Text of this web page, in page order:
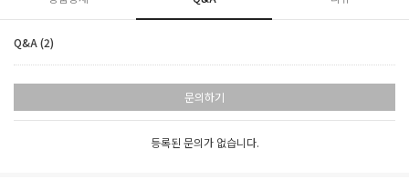
Q&A (2)
문의하기
등록된 문의가 없습니다.